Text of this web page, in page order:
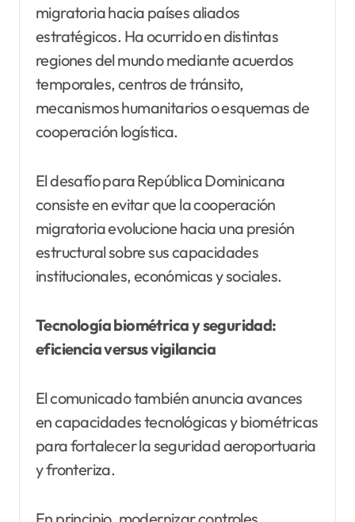
migratoria hacia países aliados
estratégicos. Ha ocurrido en distintas
regiones del mundo mediante acuerdos
temporales, centros de tránsito,
mecanismos humanitarios o esquemas de
cooperación logística.
El desafío para República Dominicana
consiste en evitar que la cooperación
migratoria evolucione hacia una presión
estructural sobre sus capacidades
institucionales, económicas y sociales.
Tecnología biométrica y seguridad:
eficiencia versus vigilancia
El comunicado también anuncia avances
en capacidades tecnológicas y biométricas
para fortalecer la seguridad aeroportuaria
y fronteriza.